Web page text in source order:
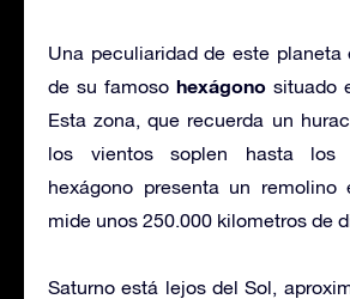
Una peculiaridad de este planeta
de su famoso hexágono situado
Esta zona, que recuerda un
los vientos soplen hasta los
hexágono presenta un
mide unos 250.000 kilometros de
Saturno está lejos del Sol,